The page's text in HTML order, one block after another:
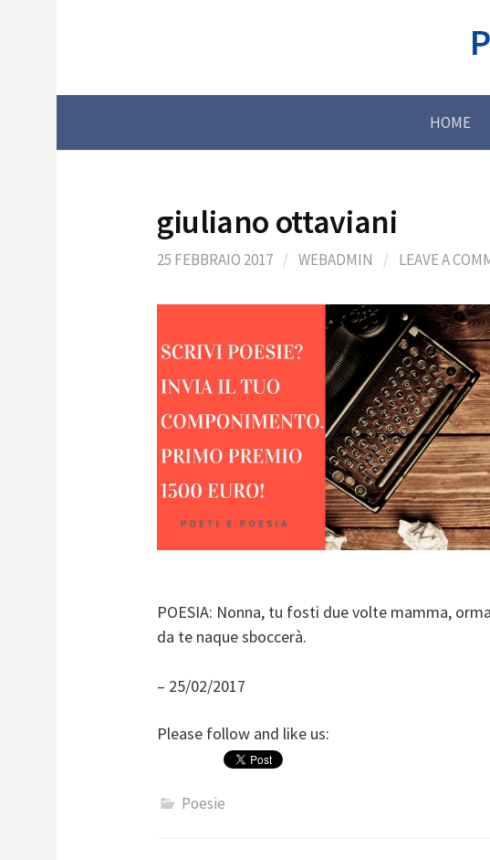
HOME
giuliano ottaviani
25 FEBBRAIO 2017 / WEBADMIN / LEAVE A
POESIA: Nonna, tu fosti due volte mamma,
da te naque sboccerà.
– 25/02/2017
Please follow and like us:
Poesie